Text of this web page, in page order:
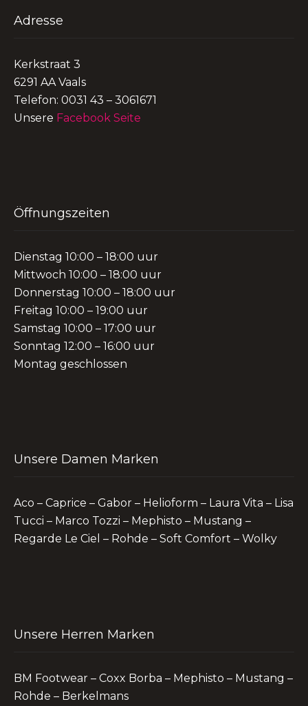
Adresse
Kerkstraat 3
6291 AA Vaals
Telefon: 0031 43 – 3061671
Unsere Facebook Seite
Öffnungszeiten
Dienstag 10:00 – 18:00 uur
Mittwoch 10:00 – 18:00 uur
Donnerstag 10:00 – 18:00 uur
Freitag 10:00 – 19:00 uur
Samstag 10:00 – 17:00 uur
Sonntag 12:00 – 16:00 uur
Montag geschlossen
Unsere Damen Marken
Aco – Caprice – Gabor – Helioform – Laura Vita – Lisa
Tucci – Marco Tozzi – Mephisto – Mustang –
Regarde Le Ciel – Rohde – Soft Comfort – Wolky
Unsere Herren Marken
BM Footwear – Coxx Borba – Mephisto – Mustang –
Rohde – Berkelmans